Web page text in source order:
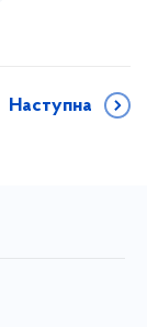
Наступна